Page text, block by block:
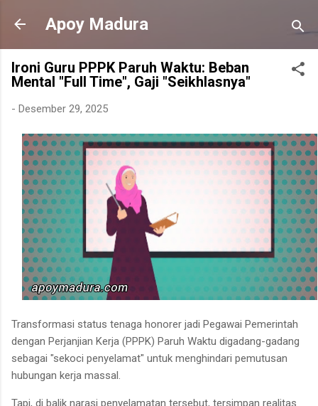
Langsung ke konten utama
Apoy Madura
Ironi Guru PPPK Paruh Waktu: Beban
Mental "Full Time", Gaji "Seikhlasnya"
- Desember 29, 2025
Transformasi status tenaga honorer jadi Pegawai Pemerintah
dengan Perjanjian Kerja (PPPK) Paruh Waktu digadang-gadang
sebagai "sekoci penyelamat" untuk menghindari pemutusan
hubungan kerja massal.
Tapi, di balik narasi penyelamatan tersebut, tersimpan realitas